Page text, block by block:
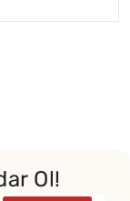
Ol!